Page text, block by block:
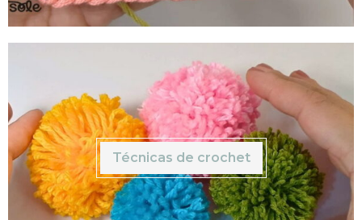
Técnicas de crochet